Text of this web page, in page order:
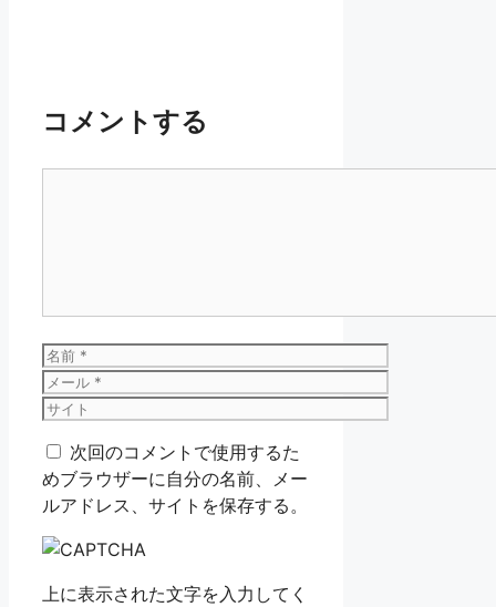
コメントする
名
前
メ
ー
サ
ト 次回のコメントで使用するた
めブラウザーに自分の名前、メー
ルアドレス、サイトを保存する。
上に表示された文字を入力してく